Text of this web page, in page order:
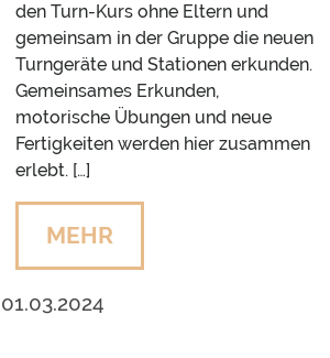
den Turn-Kurs ohne Eltern und
gemeinsam in der Gruppe die neuen
Turngeräte und Stationen erkunden.
Gemeinsames Erkunden,
motorische Übungen und neue
Fertigkeiten werden hier zusammen
erlebt. […]
MEHR
01.03.2024